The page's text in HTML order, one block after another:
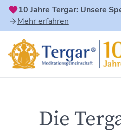
10 Jahre Tergar: Unsere
Mehr erfahren
Die